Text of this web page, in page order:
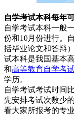
自学考试本科每年
自学考试本科一般
份和10月份进行。
括毕业论文和答辩
试本科是我国基本
和高等教育自学考
学历。
自学考试考试时间
先安排考试次数少
看大家所报考的专